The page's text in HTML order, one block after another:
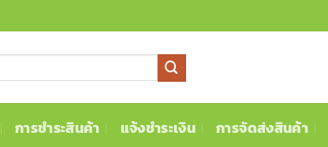
การชำระสินค้า แจ้งชำระเงิน การจัดส่งสินค้า